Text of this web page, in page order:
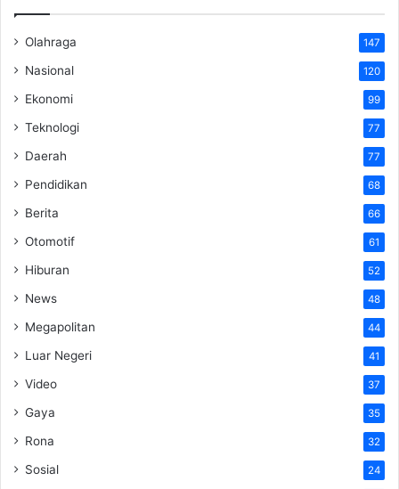
Olahraga 147
Nasional 120
Ekonomi 99
Teknologi 77
Daerah 77
Pendidikan 68
Berita 66
Otomotif 61
Hiburan 52
News 48
Megapolitan 44
Luar Negeri 41
Video 37
Gaya 35
Rona 32
Sosial 24